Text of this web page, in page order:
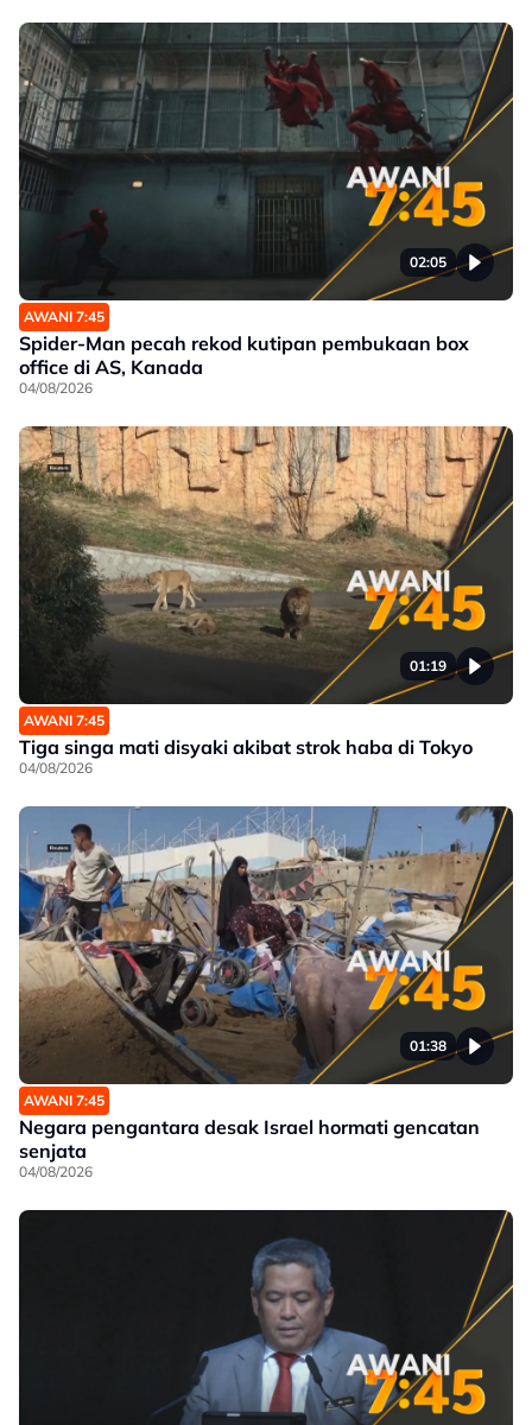
02:05
AWANI 7:45
Spider-Man pecah rekod kutipan pembukaan box
office di AS, Kanada
04/08/2026
01:19
AWANI 7:45
Tiga singa mati disyaki akibat strok haba di Tokyo
04/08/2026
01:38
AWANI 7:45
Negara pengantara desak Israel hormati gencatan
senjata
04/08/2026